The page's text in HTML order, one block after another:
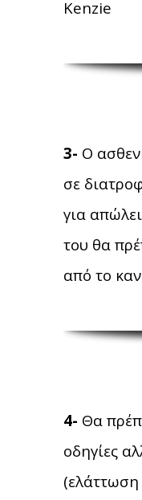
Kenzie
3- Ο
σε
για
του θα
από το
4- Θα
οδηγίες